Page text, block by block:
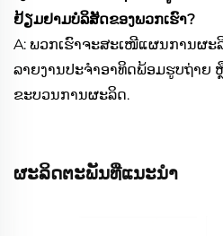
ຢ້ຽມຢາມບໍລິສັດຂອງພວກເຮົາ?
A: ພວກເຮົາຈະສະເໜີແຜນການຜະ
ລາຍງານປະຈຳອາທິດພ້ອມຮູບຖ່າຍ
ຂະບວນການຜະລິດ.
ຜະລິດຕະພັນທີ່ແນະນຳ